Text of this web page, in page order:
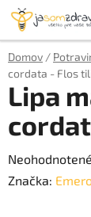
Prejsť
obsah
Domov /
cordata - Flos
Lipa
Priemerné
hodnotenie
Neohodnotené
Značka: